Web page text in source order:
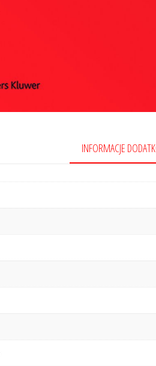
INFORMACJE